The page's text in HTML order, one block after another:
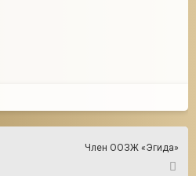
Член ООЗЖ «Эгида»